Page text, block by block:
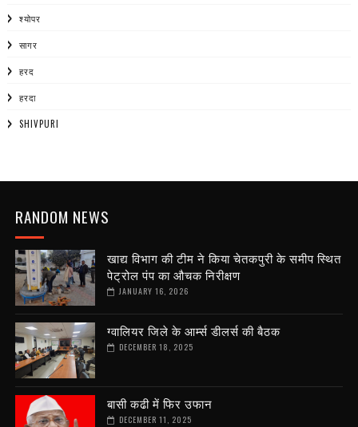
श्योपर
सागर
हरद
हरदा
SHIVPURI
RANDOM NEWS
खाद्य विभाग की टीम ने किया चेतकपुरी के समीप स्थित
पेट्रोल पंप का औचक निरीक्षण
JANUARY 16, 2026
ग्वालियर जिले के आर्म्स डीलर्स की बैठक
DECEMBER 18, 2025
बासी कढी में फिर उफान
DECEMBER 11, 2025